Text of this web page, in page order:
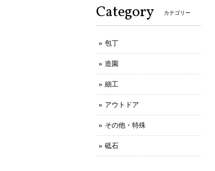
Category カテゴリー
包丁
造園
細工
アウトドア
その他・特殊
砥石